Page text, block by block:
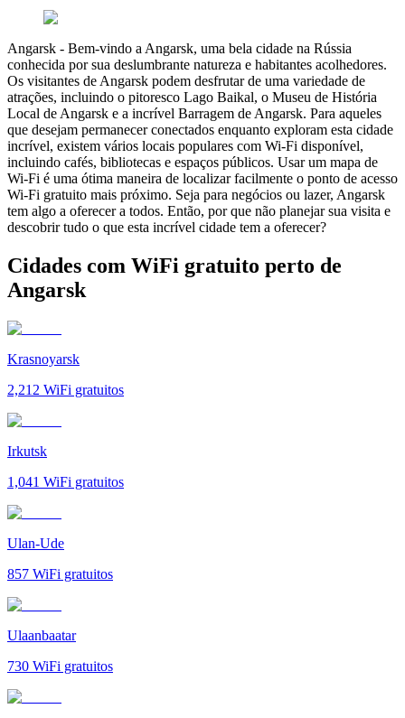
Angarsk - Bem-vindo a Angarsk, uma bela cidade na Rússia
conhecida por sua deslumbrante natureza e habitantes acolhedores.
Os visitantes de Angarsk podem desfrutar de uma variedade de
atrações, incluindo o pitoresco Lago Baikal, o Museu de História
Local de Angarsk e a incrível Barragem de Angarsk. Para aqueles
que desejam permanecer conectados enquanto exploram esta cidade
incrível, existem vários locais populares com Wi-Fi disponível,
incluindo cafés, bibliotecas e espaços públicos. Usar um mapa de
Wi-Fi é uma ótima maneira de localizar facilmente o ponto de acesso
Wi-Fi gratuito mais próximo. Seja para negócios ou lazer, Angarsk
tem algo a oferecer a todos. Então, por que não planejar sua visita e
descobrir tudo o que esta incrível cidade tem a oferecer?
Cidades com WiFi gratuito perto de
Angarsk
Krasnoyarsk
2,212 WiFi gratuitos
Irkutsk
1,041 WiFi gratuitos
Ulan-Ude
857 WiFi gratuitos
Ulaanbaatar
730 WiFi gratuitos